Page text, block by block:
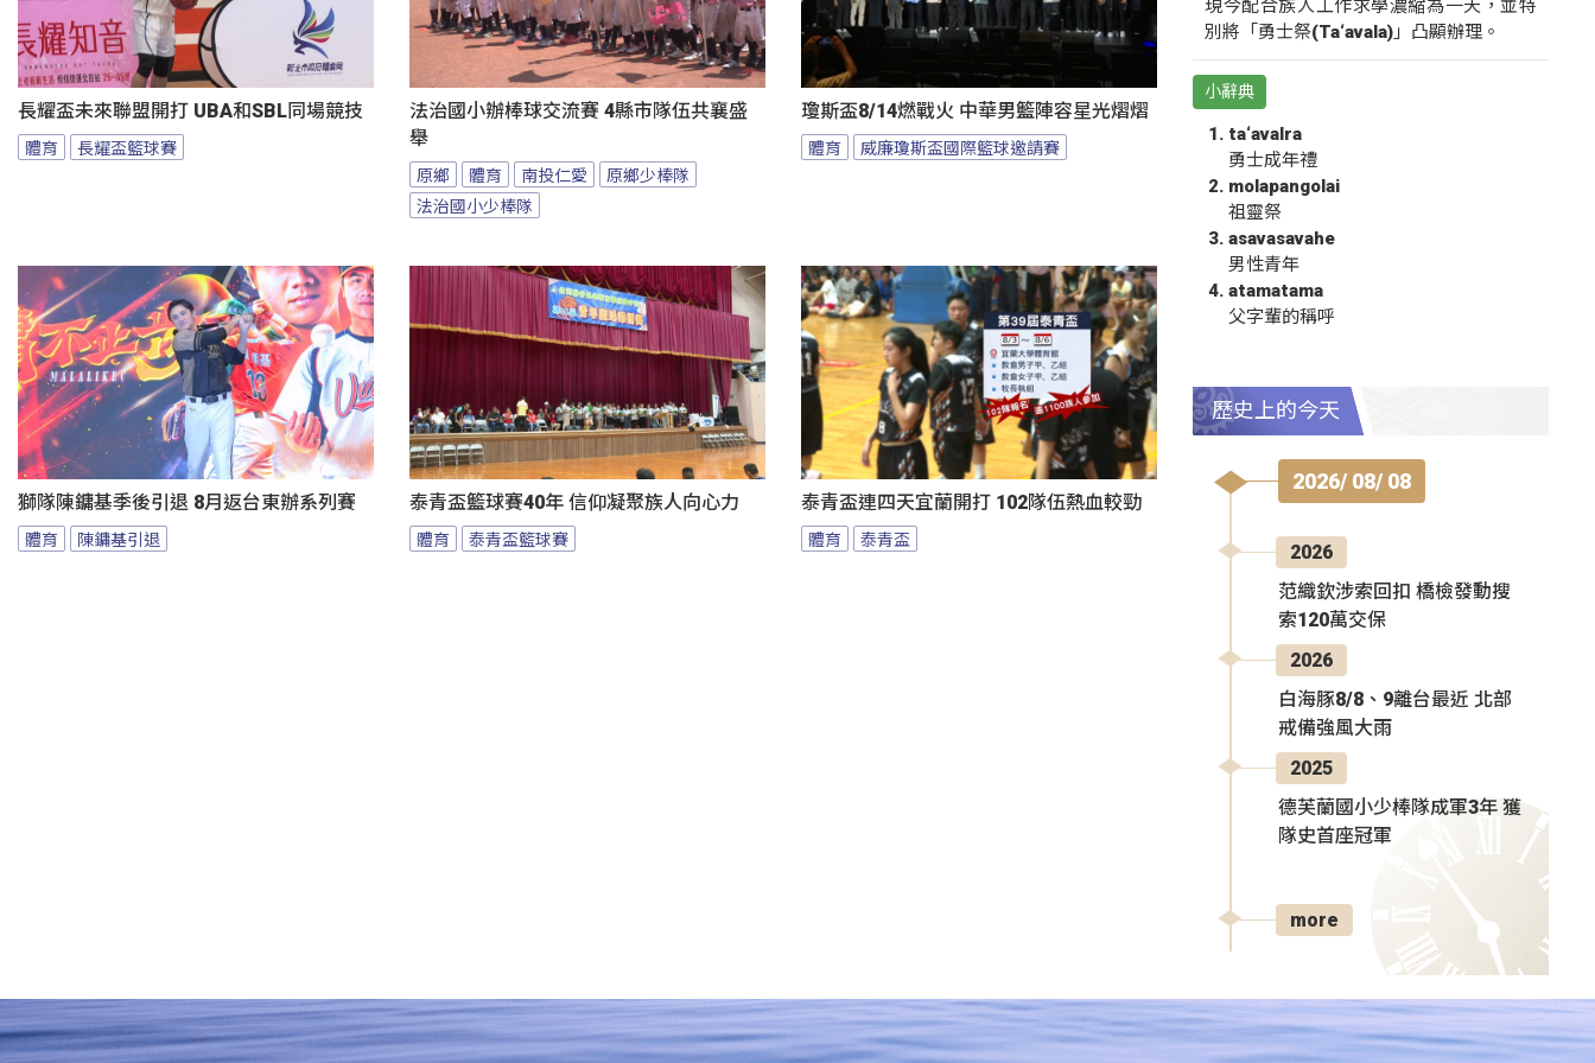
長耀盃未來聯盟開打 UBA和SBL同場競技
體育 長耀盃籃球賽
法治國小辦棒球交流賽 4縣市隊伍共襄盛
舉
原鄉 體育 南投仁愛
原鄉少棒隊
法治國小少棒隊
瓊斯盃8/14燃戰火 中華男籃陣容星光熠熠
體育 威廉瓊斯盃國際籃球邀請賽
獅隊陳鏞基季後引退 8月返台東辦系列賽
體育 陳鏞基引退
泰青盃籃球賽40年 信仰凝聚族人向心力
體育 泰青盃籃球賽
泰青盃連四天宜蘭開打 102隊伍熱血較勁
體育 泰青盃
現今配合族人工作求學濃縮為一天，並特
別將「勇士祭(Ta‘avala)」凸顯辦理。
小辭典
ta‘avalra
勇士成年禮
molapangolai
祖靈祭
asavasavahe
男性青年
atamatama
父字輩的稱呼
歷史上的今天
2026/ 08/ 08
2026
范織欽涉索回扣 橋檢發動搜
索120萬交保
2026
白海豚8/8、9離台最近 北部
戒備強風大雨
2025
德芙蘭國小少棒隊成軍3年 獲
隊史首座冠軍
more